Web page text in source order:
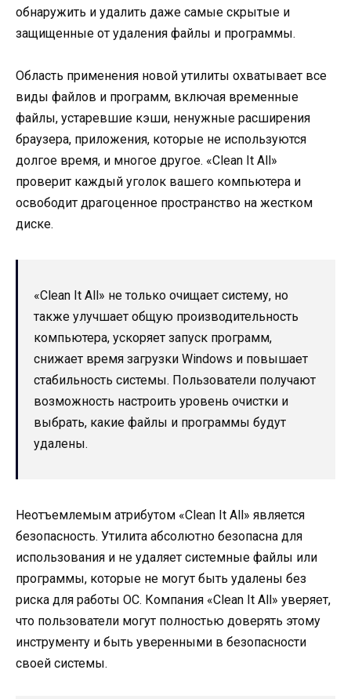
обнаружить и удалить даже самые скрытые и
защищенные от удаления файлы и программы.
Область применения новой утилиты охватывает все
виды файлов и программ, включая временные
файлы, устаревшие кэши, ненужные расширения
браузера, приложения, которые не используются
долгое время, и многое другое. «Clean It All»
проверит каждый уголок вашего компьютера и
освободит драгоценное пространство на жестком
диске.
«Clean It All» не только очищает систему, но
также улучшает общую производительность
компьютера, ускоряет запуск программ,
снижает время загрузки Windows и повышает
стабильность системы. Пользователи получают
возможность настроить уровень очистки и
выбрать, какие файлы и программы будут
удалены.
Неотъемлемым атрибутом «Clean It All» является
безопасность. Утилита абсолютно безопасна для
использования и не удаляет системные файлы или
программы, которые не могут быть удалены без
риска для работы ОС. Компания «Clean It All» уверяет,
что пользователи могут полностью доверять этому
инструменту и быть уверенными в безопасности
своей системы.